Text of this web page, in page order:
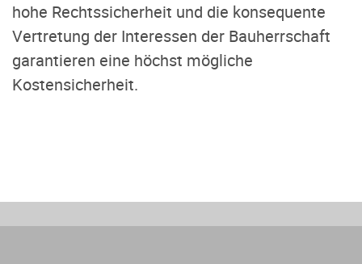
hohe Rechtssicherheit und die konsequente
Vertretung der Interessen der Bauherrschaft
garantieren eine höchst mögliche
Kostensicherheit.